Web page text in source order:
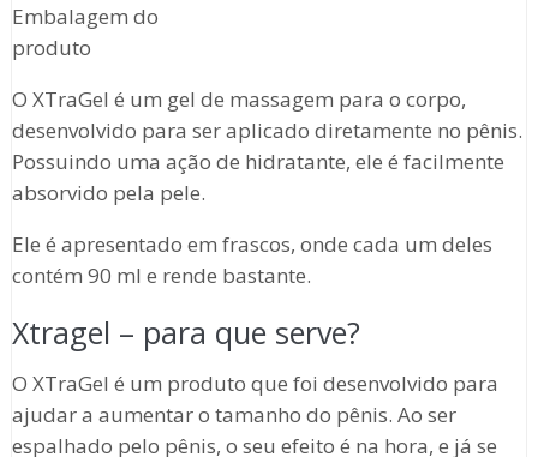
Embalagem do
produto
O XTraGel é um gel de massagem para o corpo,
desenvolvido para ser aplicado diretamente no pênis.
Possuindo uma ação de hidratante, ele é facilmente
absorvido pela pele.
Ele é apresentado em frascos, onde cada um deles
contém 90 ml e rende bastante.
Xtragel – para que serve?
O XTraGel é um produto que foi desenvolvido para
ajudar a aumentar o tamanho do pênis. Ao ser
espalhado pelo pênis, o seu efeito é na hora, e já se